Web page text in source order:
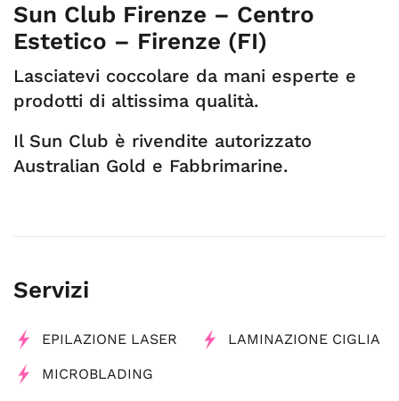
Sun Club Firenze – Centro
Estetico – Firenze (FI)
Lasciatevi coccolare da mani esperte e
prodotti di altissima qualità.
Il Sun Club è rivendite autorizzato
Australian Gold e Fabbrimarine.
Servizi
EPILAZIONE LASER LAMINAZIONE CIGLIA
MICROBLADING